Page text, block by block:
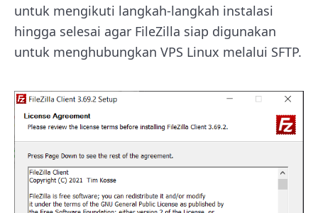
untuk mengikuti langkah-langkah instalasi
hingga selesai agar FileZilla siap digunakan
untuk menghubungkan VPS Linux melalui SFTP.